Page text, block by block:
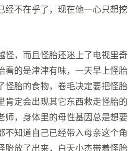
经不在乎了，现在他一心只想
怪，而且怪胎还迷上了电视里
看的是津津有味，一天早上怪
怪胎的食物，卷毛决定要把怪
肯定会出现其它东西救走怪胎
师，身体里的母性基因总是想
不知道自己已经带入母亲这个
胎放了出来，白天小杰带着怪